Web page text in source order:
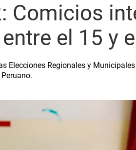
Comicios
el 15 y
Elecciones Regionales y